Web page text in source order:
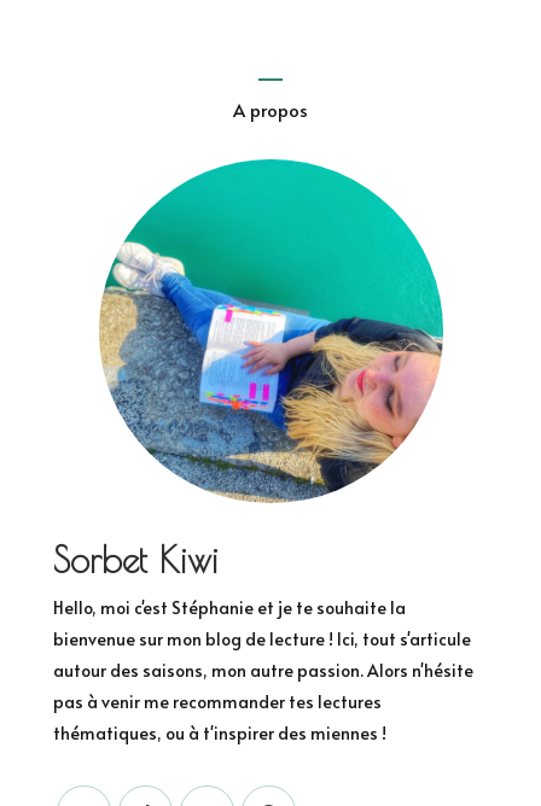
A propos
Sorbet Kiwi
Hello, moi c'est Stéphanie et je te souhaite la
bienvenue sur mon blog de lecture ! Ici, tout s'articule
autour des saisons, mon autre passion. Alors n'hésite
pas à venir me recommander tes lectures
thématiques, ou à t'inspirer des miennes !